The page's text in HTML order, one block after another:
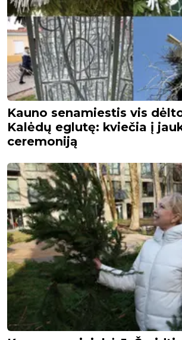
Kauno senamiestis vis
Kalėdų eglutę: kviečia į
ceremoniją